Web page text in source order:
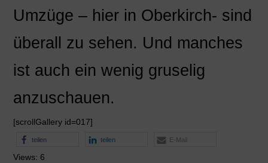
Umzüge – hier in Oberkirch- sind
überall zu sehen. Und manches
ist auch ein wenig gruselig
anzuschauen.
[scrollGallery id=017]
teilen teilen E-Mail
Views: 6